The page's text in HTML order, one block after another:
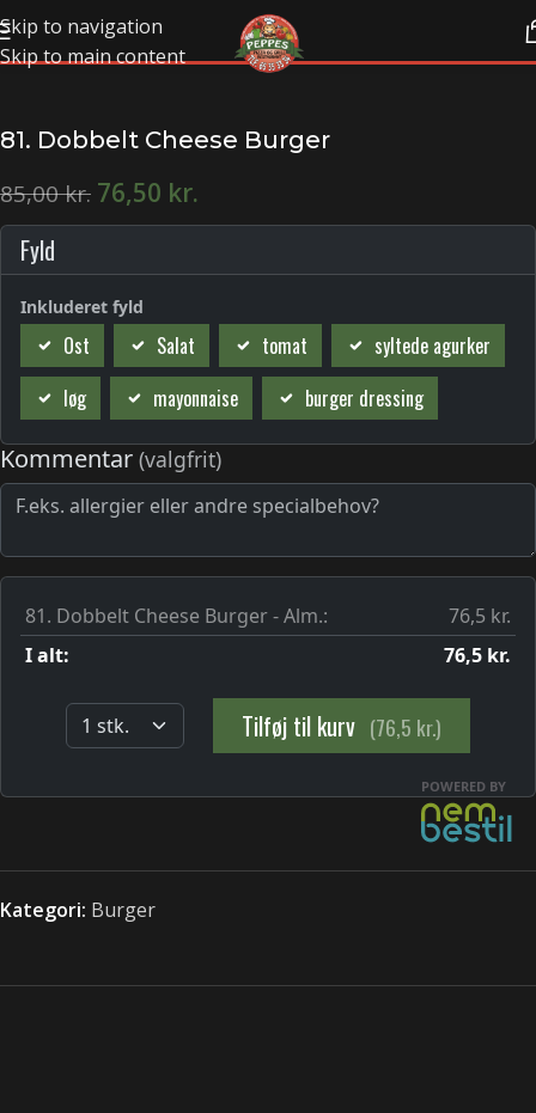
Skip to navigation
Skip to main content
81. Dobbelt Cheese Burger
85,00kr. 76,50 kr.
Kategori: Burger